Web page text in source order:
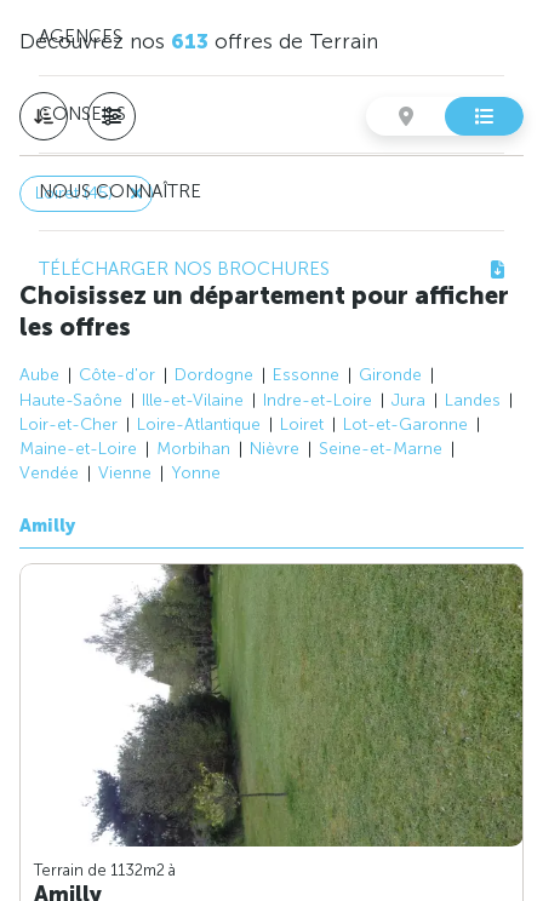
AGENCES
CONSEILS
NOUS CONNAÎTRE
TÉLÉCHARGER NOS BROCHURES
Découvrez nos 613 offres de Terrain
Loiret (45)
Choisissez un département pour afficher
les offres
Aube Côte-d'or Dordogne Essonne
Gironde
Haute-Saône
Ille-et-Vilaine Indre-et-Loire Jura
Landes
Loir-et-Cher
Loire-Atlantique Loiret
Lot-et-Garonne
Maine-et-Loire
Morbihan Nièvre
Seine-et-Marne
Vendée
Vienne Yonne
Amilly
Terrain de 1132m2 à
Amilly